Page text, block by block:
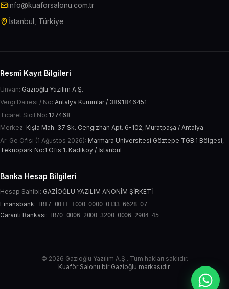
info@kuaforsalonu.com.tr
İstanbul, Türkiye
Resmî Kayıt Bilgileri
Unvan: Gazioğlu Yazılım A.Ş.
Vergi Dairesi / No: Antalya Kurumlar / 3891846451
Ticaret Sicil No: 127468
Merkez: Kışla Mah. 37 Sk. Cengizhan Apt. 6-102, Muratpaşa / Antalya
Ar-Ge Ofisi (1 Ağustos 2026): Marmara Üniversitesi Göztepe TGB.1 Bölgesi,
Teknopark No:1 Ofis:1, Kadıköy / İstanbul
Banka Hesap Bilgileri
Hesap Sahibi: GAZİOĞLU YAZILIM ANONİM ŞİRKETİ
Finansbank: TR17 0011 1000 0000 0133 6628 07
Garanti Bankası: TR70 0006 2000 3200 0006 2904 45
© 2026 Gazioğlu Yazılım A.Ş.. Tüm hakları saklıdır.
Kuaför Salonu bir Gazioğlu markasıdır.